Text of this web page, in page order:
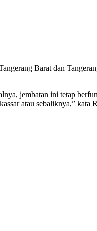
Barat dan
jembatan ini tetap
atau sebaliknya,” kata